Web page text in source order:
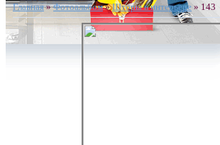
Главная»Фотоальбом»Шторы в интерьере » 143